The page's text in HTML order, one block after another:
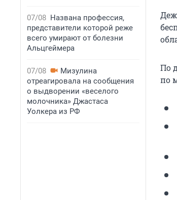
07/08 Названа профессия,
представители которой реже
всего умирают от болезни
Альцгеймера
07/08
Мизулина
отреагировала на сообщения
о выдворении «веселого
молочника» Джастаса
Уолкера из РФ
По
по